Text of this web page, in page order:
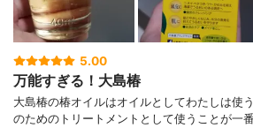
5.00
万能すぎる！大島椿
大島椿の椿オイルはオイルとしてわたしは使
のためのトリートメントとして使うことが一